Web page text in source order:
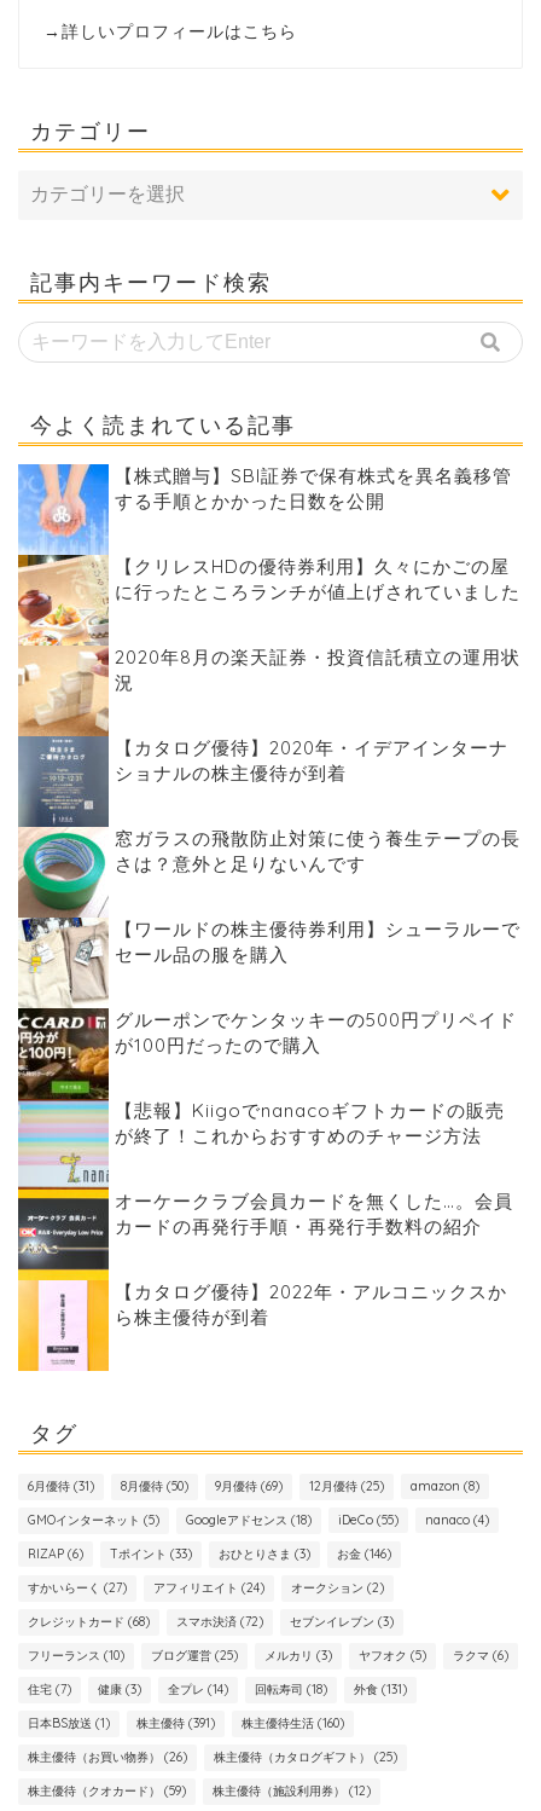
→ 詳しいプロフィールはこちら
カテゴリー
記事内キーワード検索
今よく読まれている記事
【株式贈与】SBI証券で保有株式を異名義移管
する手順とかかった日数を公開
【クリレスHDの優待券利用】久々にかごの屋
に行ったところランチが値上げされていました
2020年8月の楽天証券・投資信託積立の運用状
況
【カタログ優待】2020年・イデアインターナ
ショナルの株主優待が到着
窓ガラスの飛散防止対策に使う養生テープの長
さは？意外と足りないんです
【ワールドの株主優待券利用】シューラルーで
セール品の服を購入
グルーポンでケンタッキーの500円プリペイド
が100円だったので購入
【悲報】Kiigoでnanacoギフトカードの販売
が終了！これからおすすめのチャージ方法
オーケークラブ会員カードを無くした…。会員
カードの再発行手順・再発行手数料の紹介
【カタログ優待】2022年・アルコニックスか
ら株主優待が到着
タグ
6月優待 (31) 8月優待 (50) 9月優待 (69) 12月優待 (25) amazon (8)
GMOインターネット (5) Googleアドセンス (18) iDeCo (55) nanaco (4)
RIZAP (6) Tポイント (33) おひとりさま (3) お金 (146)
すかいらーく (27) アフィリエイト (24) オークション (2)
クレジットカード (68) スマホ決済 (72) セブンイレブン (3)
フリーランス (10) ブログ運営 (25) メルカリ (3) ヤフオク (5) ラクマ (6)
住宅 (7) 健康 (3) 全プレ (14) 回転寿司 (18) 外食 (131)
日本BS放送 (1) 株主優待 (391) 株主優待生活 (160)
株主優待（お買い物券） (26) 株主優待（カタログギフト） (25)
株主優待（クオカード） (59) 株主優待（施設利用券） (12)